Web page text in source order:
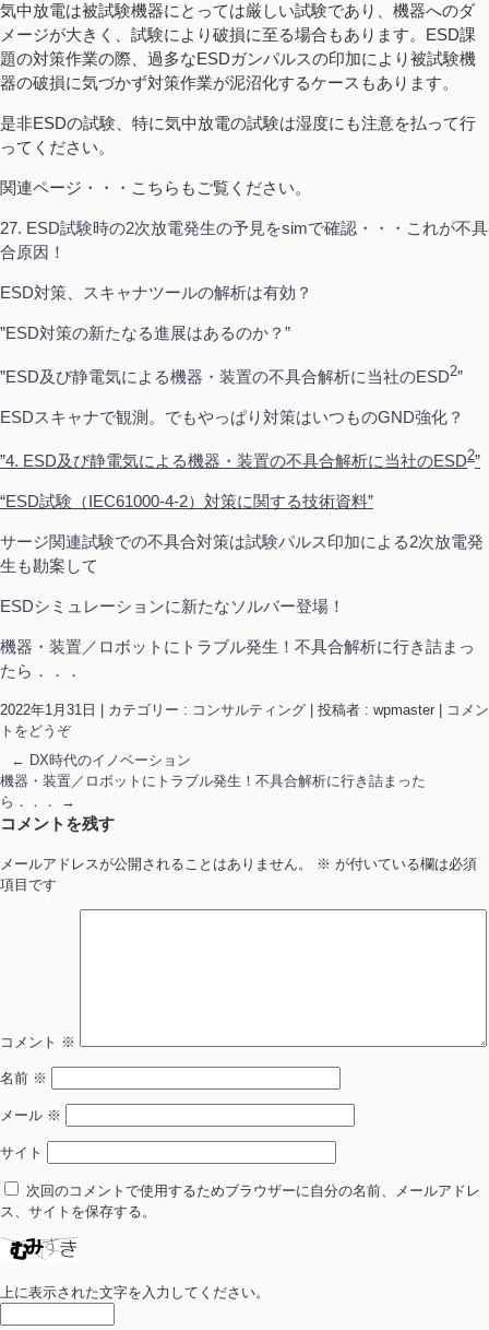
気中放電は被試験機器にとっては厳しい試験であり、機器へのダ
メージが大きく、試験により破損に至る場合もあります。ESD課
題の対策作業の際、過多なESDガンパルスの印加により被試験機
器の破損に気づかず対策作業が泥沼化するケースもあります。
是非ESDの試験、特に気中放電の試験は湿度にも注意を払って行
ってください。
関連ページ・・・こちらもご覧ください。
27. ESD試験時の2次放電発生の予見をsimで確認・・・これが不具
合原因！
ESD対策、スキャナツールの解析は有効？
”ESD対策の新たなる進展はあるのか？”
”ESD及び静電気による機器・装置の不具合解析に当社のESD2”
ESDスキャナで観測。でもやっぱり対策はいつものGND強化？
”4. ESD及び静電気による機器・装置の不具合解析に当社のESD2”
“ESD試験（IEC61000-4-2）対策に関する技術資料”
サージ関連試験での不具合対策は試験パルス印加による2次放電発
生も勘案して
ESDシミュレーションに新たなソルバー登場！
機器・装置／ロボットにトラブル発生！不具合解析に行き詰まっ
たら．．．
2022年1月31日 | カテゴリー : コンサルティング | 投稿者 : wpmaster | コメン
トをどうぞ
← DX時代のイノベーション
機器・装置／ロボットにトラブル発生！不具合解析に行き詰まった
ら．．．
→
コメントを残す
メールアドレスが公開されることはありません。 ※ が付いている欄は必須
項目です
コメント ※
名前 ※
メール ※
サイト
次回のコメントで使用するためブラウザーに自分の名前、メールアドレ
ス、サイトを保存する。
上に表示された文字を入力してください。